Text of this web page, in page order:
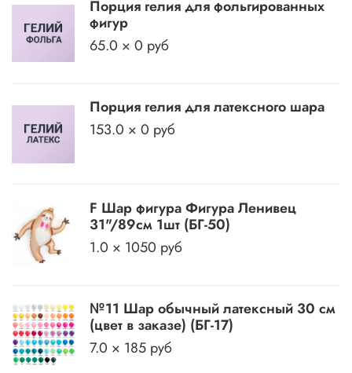
Порция гелия для фольгированных
фигур
65.0 × 0 руб
Порция гелия для латексного шара
153.0 × 0 руб
F Шар фигура Фигура Ленивец
31"/89см 1шт (БГ-50)
1.0 × 1050 руб
№11 Шар обычный латексный 30 см
(цвет в заказе) (БГ-17)
7.0 × 185 руб